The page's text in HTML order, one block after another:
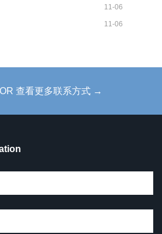
11-06
11-06
查看更多联系方式 →